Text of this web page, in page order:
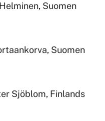
Suomen
Suomen
Sjöblom, Finlands